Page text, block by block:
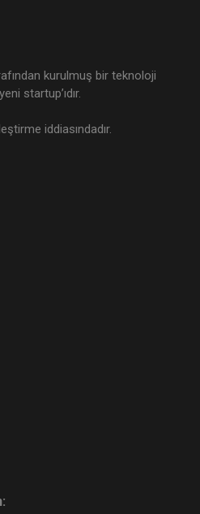
kurulmuş bir teknoloji
startup’ıdır.
iddiasındadır.